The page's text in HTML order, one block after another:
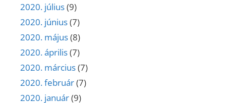
2020. július(9)
2020. június(7)
2020. május(8)
2020. április(7)
2020. március(7)
2020. február(7)
2020. január(9)